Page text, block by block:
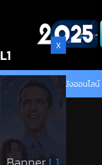
ดูหนังออนไลน์
BL2
X
L1